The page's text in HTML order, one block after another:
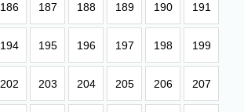
186 187 188 189 190 191
194 195 196 197 198 199
202 203 204 205 206 207